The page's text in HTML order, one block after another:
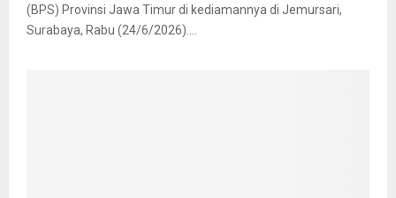
(BPS) Provinsi Jawa Timur di kediamannya di Jemursari,
Surabaya, Rabu (24/6/2026)....